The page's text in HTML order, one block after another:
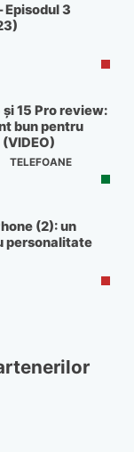
Episodul 3
și 15 Pro review:
bun pentru
TELEFOANE
(2): un
personalitate